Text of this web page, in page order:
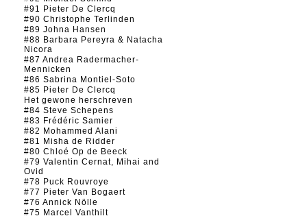
#91 Pieter De Clercq
#90 Christophe Terlinden
#89 Johna Hansen
#88 Barbara Pereyra & Natacha
Nicora
#87 Andrea Radermacher-
Mennicken
#86 Sabrina Montiel-Soto
#85 Pieter De Clercq
Het gewone herschreven
#84 Steve Schepens
#83 Frédéric Samier
#82 Mohammed Alani
#81 Misha de Ridder
#80 Chloé Op de Beeck
#79 Valentin Cernat, Mihai and
Ovid
#78 Puck Rouvroye
#77 Pieter Van Bogaert
#76 Annick Nölle
#75 Marcel Vanthilt